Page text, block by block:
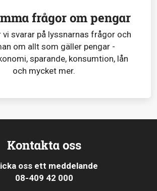
frågor om pengar
vi svarar på lyssnarnas frågor och
om allt som gäller pengar -
sparande, konsumtion, lån
och mycket mer.
Kontakta oss
oss ett meddelande
08-409 42 000